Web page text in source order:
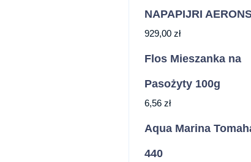
NAPAPIJRI
929,00 zł
Flos Mieszanka na
Pasożyty 100g
6,56 zł
Aqua Marina
440